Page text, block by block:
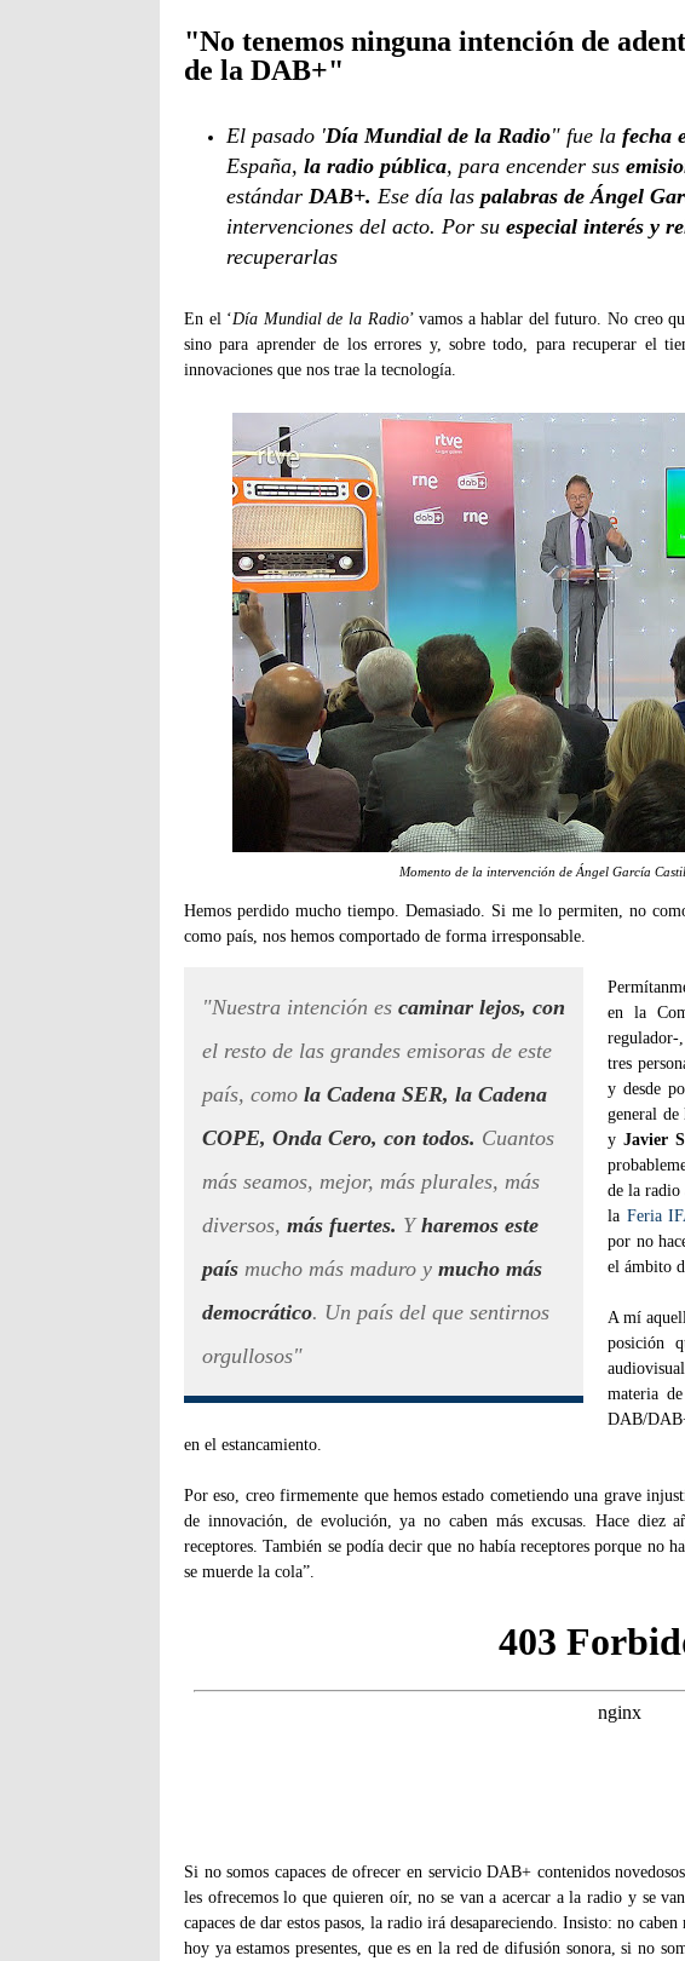
"No tenemos ninguna intención de
de la DAB+"
El pasado 'Día Mundial de la Radio" fue la fecha
España, la radio pública, para encender sus
estándar DAB+. Ese día las palabras de Ángel
intervenciones del acto. Por su especial interés y
recuperarlas
En el ‘Día Mundial de la Radio’ vamos a hablar del futuro. No creo
sino para aprender de los errores y, sobre todo, para recuperar el
innovaciones que nos trae la tecnología.
Momento de la intervención de Ángel García
Hemos perdido mucho tiempo. Demasiado. Si me lo permiten, no
como país, nos hemos comportado de forma irresponsable.
"Nuestra intención es caminar lejos, con
el resto de las grandes emisoras de este
país, como la Cadena SER, la Cadena
COPE, Onda Cero, con todos. Cuantos
más seamos, mejor, más plurales, más
diversos, más fuertes. Yharemos este
país mucho más maduro y mucho más
democrático. Un país del que sentirnos
orgullosos"
en la
regulador-
tres
y desde
general de
yJavier
de la
la Feria
por no
el ámbito
A mí
posición
materia
DAB/
en el estancamiento.
Por eso, creo firmemente que hemos estado cometiendo una grave
de innovación, de evolución, ya no caben más excusas. Hace diez
receptores. También se podía decir que no había receptores porque no
se muerde la cola”.
Si no somos capaces de ofrecer en servicio DAB+ contenidos
les ofrecemos lo que quieren oír, no se van a acercar a la radio y se
capaces de dar estos pasos, la radio irá desapareciendo. Insisto: no
hoy ya estamos presentes, que es en la red de difusión sonora, si no